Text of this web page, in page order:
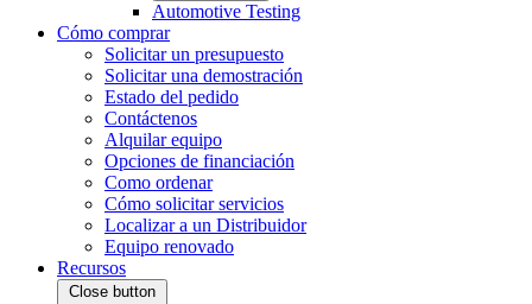
Automotive Testing
Cómo comprar
Solicitar un presupuesto
Solicitar una demostración
Estado del pedido
Contáctenos
Alquilar equipo
Opciones de financiación
Como ordenar
Cómo solicitar servicios
Localizar a un Distribuidor
Equipo renovado
Recursos
Close button